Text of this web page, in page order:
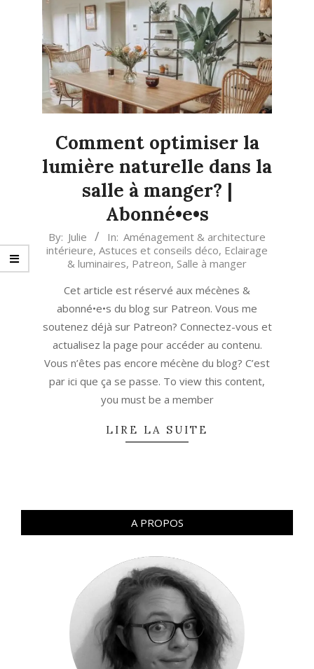
Comment optimiser la
lumière naturelle dans la
salle à manger? |
Abonné•e•s
2020-
12-
By: Julie In: Aménagement & architecture
intérieure, Astuces et conseils déco, Eclairage
& luminaires, Patreon, Salle à manger
Cet article est réservé aux mécènes &
abonné•e•s du blog sur Patreon. Vous me
soutenez déjà sur Patreon? Connectez-vous et
actualisez la page pour accéder au contenu.
Vous n’êtes pas encore mécène du blog? C’est
par ici que ça se passe. To view this content,
you must be a member
LIRE LA SUITE
A PROPOS